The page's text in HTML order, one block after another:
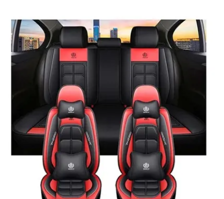
엔진
전염
그릴 보호기
스포일러
자동차 커버
자동차 브래시
맞춤식 뿔